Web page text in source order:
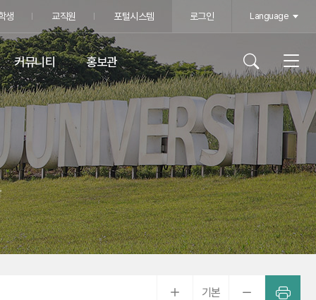
생 교직원 포털시스템 로그인 Language
커뮤니티 홍보관
기본